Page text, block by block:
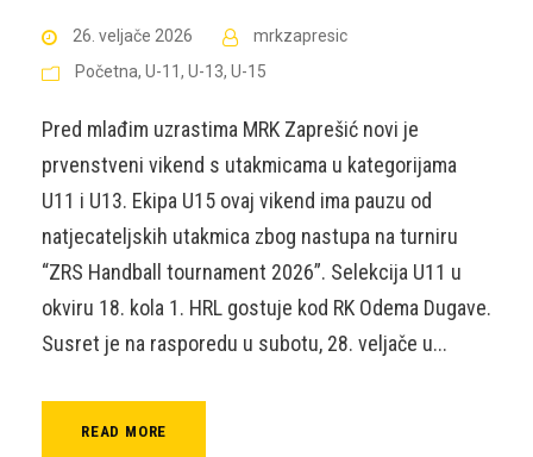
26. veljače 2026
mrkzapresic
Početna, U-11 , U-13, U-15
Pred mlađim uzrastima MRK Zaprešić novi je
prvenstveni vikend s utakmicama u kategorijama
U11 i U13. Ekipa U15 ovaj vikend ima pauzu od
natjecateljskih utakmica zbog nastupa na turniru
“ZRS Handball tournament 2026”. Selekcija U11 u
okviru 18. kola 1. HRL gostuje kod RK Odema Dugave.
Susret je na rasporedu u subotu, 28. veljače u...
READ MORE